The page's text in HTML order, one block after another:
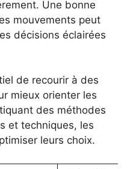
Une bonne
mouvements peut
décisions éclairées
de recourir à des
mieux orienter les
des méthodes
et techniques, les
leurs choix.